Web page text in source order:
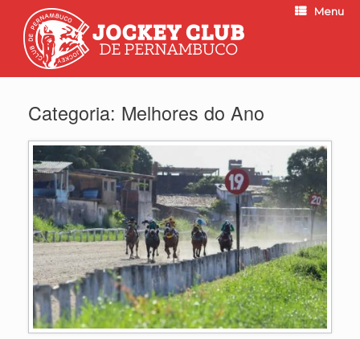
Menu
Categoria: Melhores do Ano